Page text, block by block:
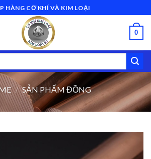
HÀNG CƠ KHÍ VÀ KIM LOẠI
0
/ SẢN PHẨM ĐỒNG